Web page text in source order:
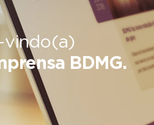
vindo(a)
BDMG.